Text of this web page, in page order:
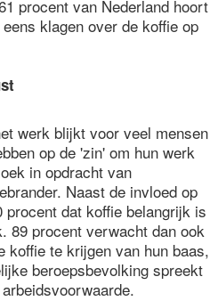
procent van Nederland hoort
klagen over de koffie op
werk blijkt voor veel mensen
op de 'zin' om hun werk
in opdracht van
Naast de invloed op
dat koffie belangrijk is
89 procent verwacht dan ook
koffie te krijgen van hun baas,
beroepsbevolking spreekt